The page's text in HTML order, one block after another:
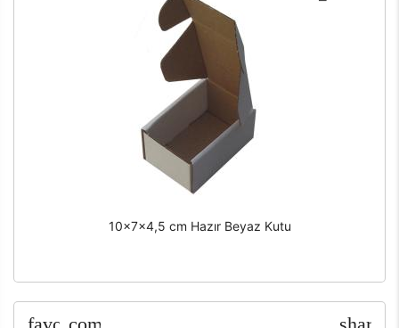
10x7x4,5 cm Hazır Beyaz Kutu